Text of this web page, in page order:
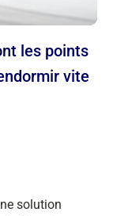
vite
solution